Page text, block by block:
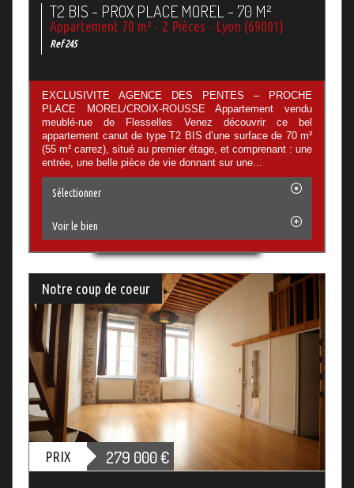
T2 BIS - PROX PLACE MOREL - 70 M²
Appartement 70 m² - 2 Pièces - Lyon (69001)
Ref 245
EXCLUSIVITE AGENCE DES PENTES – PROCHE
PLACE MOREL/CROIX-ROUSSE Appartement vendu
meublé-rue de Flesselles Venez découvrir ce bel
appartement canut de type T2 BIS d’une surface de 70 m²
(55 m² carrez), situé au premier étage, et comprenant : une
entrée, une belle pièce de vie donnant sur une...
Sélectionner
Voir le bien
Notre coup de coeur
PRIX 279 000€